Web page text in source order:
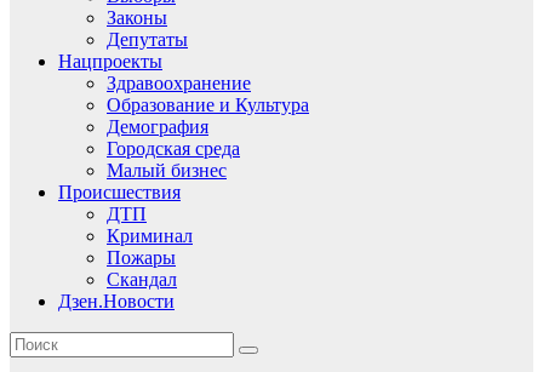
Законы
Депутаты
Нацпроекты
Здравоохранение
Образование и Культура
Демография
Городская среда
Малый бизнес
Происшествия
ДТП
Криминал
Пожары
Скандал
Дзен.Новости